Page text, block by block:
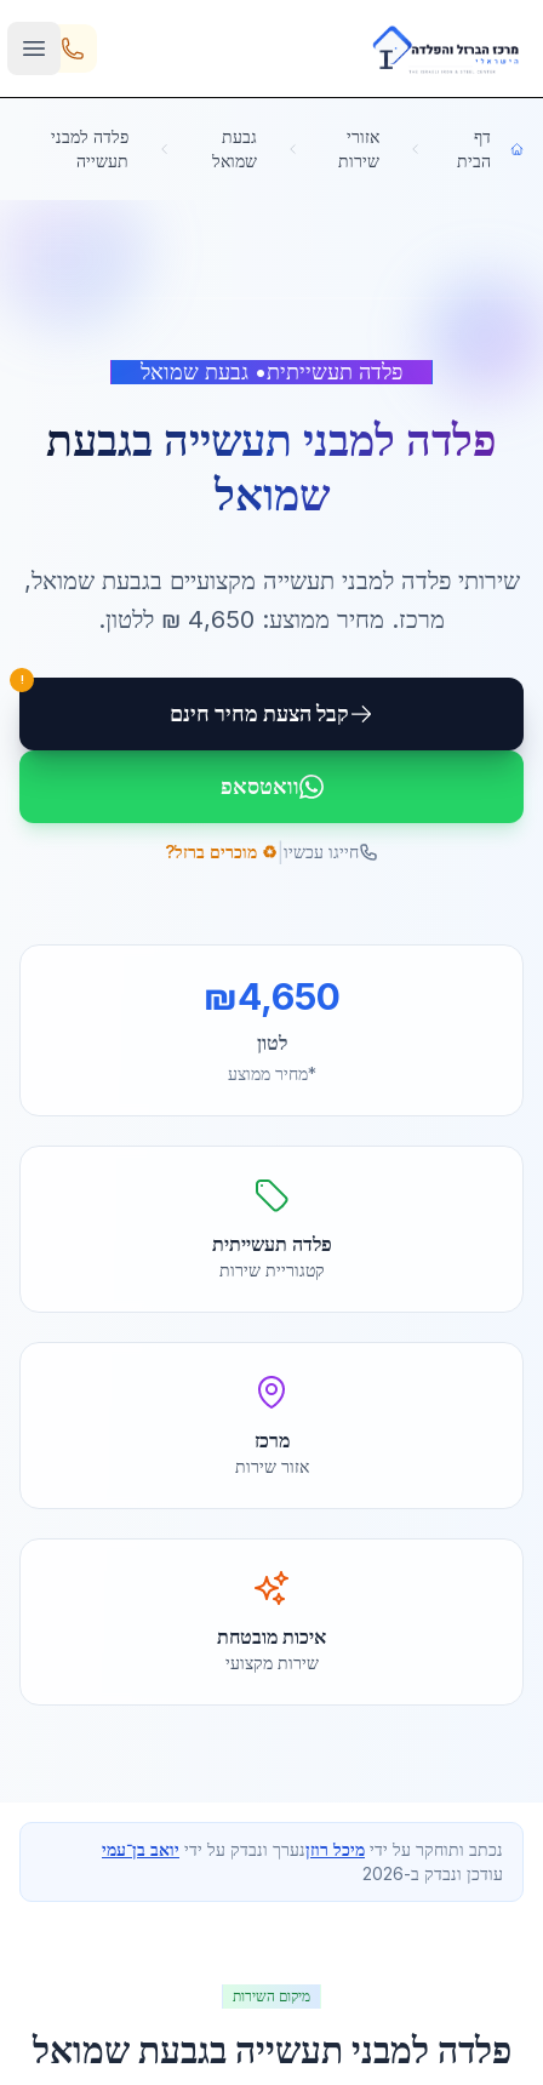
Skip to main content
דף
הבית
אזורי
שירות
גבעת
שמואל
פלדה למבני
תעשייה
פלדה תעשייתית• גבעת שמואל
פלדה למבני תעשייה בגבעת
שמואל
שירותיפלדה למבני תעשייה מקצועיים בגבעת שמואל,
מרכז. מחיר ממוצע: 4,650 ₪ ללטון.
קבל הצעת מחיר חינם
!
וואטסאפ
חייגו עכשיו ♻️ מוכרים ברזל?
₪4,650
לטון
*מחיר ממוצע
פלדה תעשייתית
קטגוריית שירות
מרכז
אזור שירות
איכות מובטחת
שירות מקצועי
נכתב ותוחקר על ידי מיכל רוזןנערך ונבדק על ידי יואב בן־עמי
עודכן ונבדק ב-2026
מיקום השירות
פלדה למבני תעשייה בגבעת שמואל